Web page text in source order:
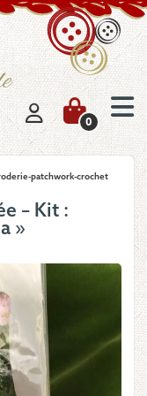
0
patchwork-crochet
– Kit :
»